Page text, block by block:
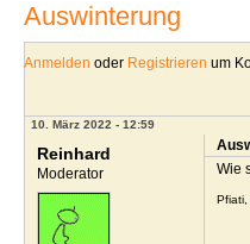
Auswinterung
Anmelden oder Registrieren um
10. März 2022 - 12:59
Reinhard
Moderator
Wie
Pfiati,